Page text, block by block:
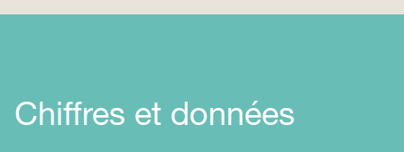
Chiffres et données